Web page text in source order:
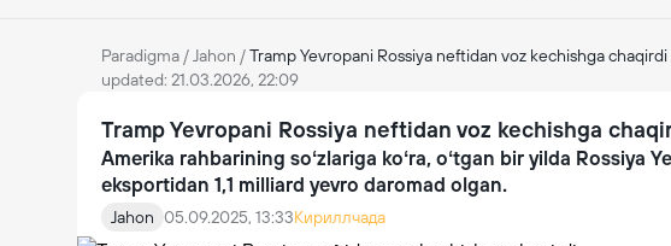
Paradigma / Jahon /Tramp Yevropani Rossiya neftidan voz kechishga chaqirdi
updated: 21.03.2026, 22:09
Tramp Yevropani Rossiya neftidan voz kechishga
Amerika rahbarining soʻzlariga koʻra, oʻtgan bir yilda Rossiya
eksportidan 1,1 milliard yevro daromad olgan.
Jahon 05.09.2025, 13:33Кириллчада